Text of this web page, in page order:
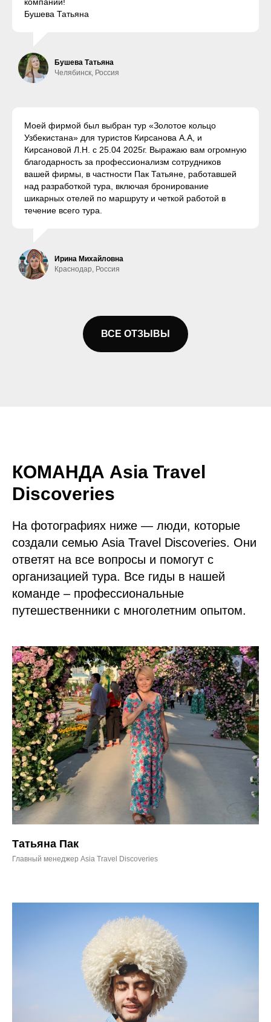
Бушева Татьяна
Бушева Татьяна
Челябинск, Россия
Моей фирмой был выбран тур «Золотое кольцо
Узбекистана» для туристов Кирсанова А.А, и
Кирсановой Л.Н. с 25.04 2025г. Выражаю вам огромную
благодарность за профессионализм сотрудников
вашей фирмы, в частности Пак Татьяне, работавшей
над разработкой тура, включая бронирование
шикарных отелей по маршруту и четкой работой в
течение всего тура.
Ирина Михайловна
Краснодар, Россия
ВСЕ ОТЗЫВЫ
КОМАНДА Asia Travel
Discoveries
На фотографиях ниже — люди, которые
создали семью Asia Travel Discoveries. Они
ответят на все вопросы и помогут с
организацией тура. Все гиды в нашей
команде – профессиональные
путешественники с многолетним опытом.
Татьяна Пак
Главный менеджер Asia Travel Discoveries